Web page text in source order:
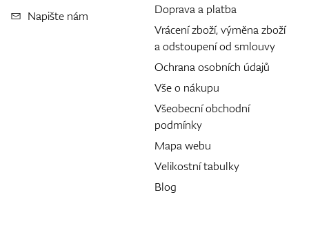
Napište nám
Doprava a platba
Vrácení zboží, výměna zboží
a odstoupení od smlouvy
Ochrana osobních údajů
Vše o nákupu
Všeobecní obchodní
podmínky
Mapa webu
Velikostní tabulky
Blog